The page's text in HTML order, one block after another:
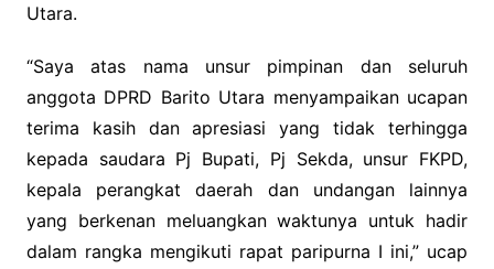
Utara.
“Saya atas nama unsur pimpinan dan seluruh
anggota DPRD Barito Utara menyampaikan ucapan
terima kasih dan apresiasi yang tidak terhingga
kepada saudara Pj Bupati, Pj Sekda, unsur FKPD,
kepala perangkat daerah dan undangan lainnya
yang berkenan meluangkan waktunya untuk hadir
dalam rangka mengikuti rapat paripurna I ini,” ucap